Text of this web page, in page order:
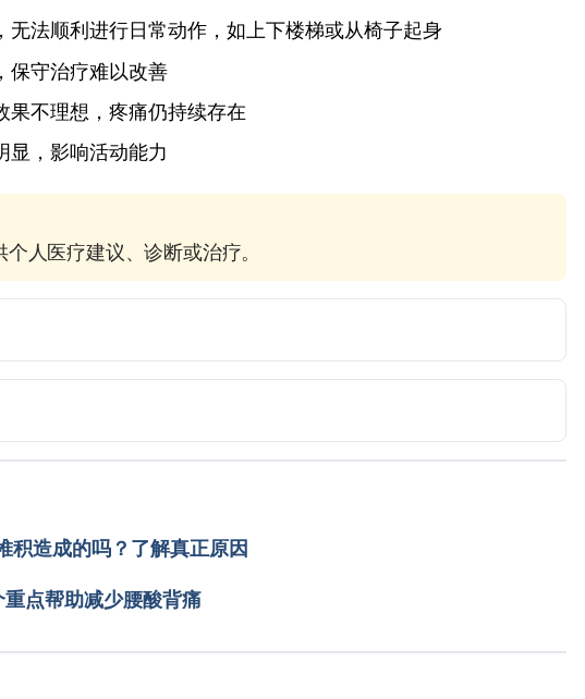
无法顺利进行日常动作，如上下楼梯或从椅子起身
保守治疗难以改善
果不理想，疼痛仍持续存在
显，影响活动能力
人医疗建议、诊断或治疗。
of osteoarthritis of the knee?.
arthritis-information/conditions/osteoarthritis-of-the-
Accessed December 29, 2016.
arthritis-information/conditions/osteoarthritis-of-the-
Osteoarthritis/Pages/Symptoms.aspx. Accessed
醫師
积造成的吗？了解真正原因
点帮助减少腰酸背痛